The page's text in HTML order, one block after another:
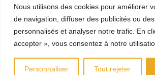
Nous utilisons des cookies pour améliorer
de navigation, diffuser des publicités ou
personnalisés et analyser notre trafic. En
accepter », vous consentez à notre
Personnaliser Tout rejeter
Copyright APAJH du Val-d'Oise - site
communication CDKIT
Mentions Légales
confidentialité des données
LinkedInYouTube